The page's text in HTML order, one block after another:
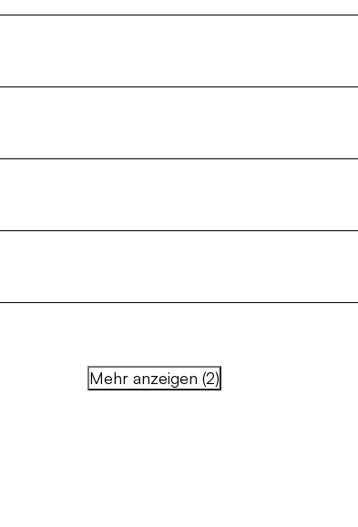
Mehr anzeigen (2)